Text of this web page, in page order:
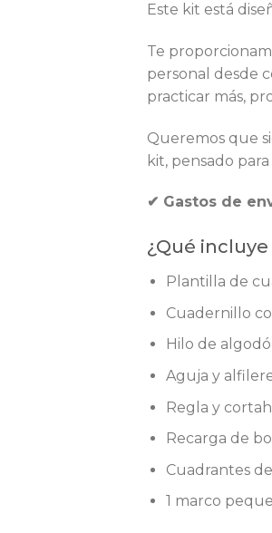
Este kit está
Te
personal desde
practicar más,
Queremos que
kit, pensado
✔ Gastos de
¿Qué
Plantilla de
Cuadernillo
Hilo de
Aguja y
Regla y
Recarga de
Cuadrantes
1 marco